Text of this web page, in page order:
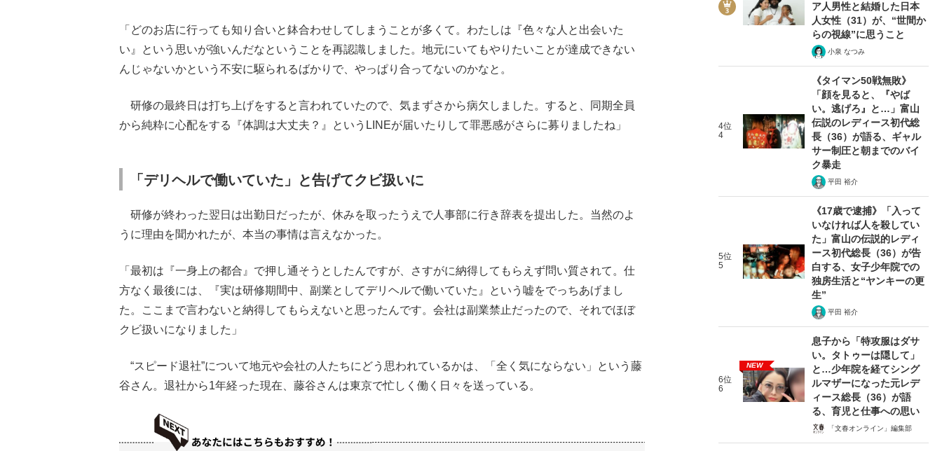
「どのお店に行っても知り合いと鉢合わせしてしまうことが多くて。わたしは『色々な人と出会いた
い』という思いが強いんだなということを再認識しました。地元にいてもやりたいことが達成できない
んじゃないかという不安に駆られるばかりで、やっぱり合ってないのかなと。
研修の最終日は打ち上げをすると言われていたので、気まずさから病欠しました。すると、同期全員
から純粋に心配をする『体調は大丈夫？』というLINEが届いたりして罪悪感がさらに募りましたね」
「デリヘルで働いていた」と告げてクビ扱いに
研修が終わった翌日は出勤日だったが、休みを取ったうえで人事部に行き辞表を提出した。当然のよ
うに理由を聞かれたが、本当の事情は言えなかった。
「最初は『一身上の都合』で押し通そうとしたんですが、さすがに納得してもらえず問い質されて。仕
方なく最後には、『実は研修期間中、副業としてデリヘルで働いていた』という嘘をでっちあげまし
た。ここまで言わないと納得してもらえないと思ったんです。会社は副業禁止だったので、それでほぼ
クビ扱いになりました」
“スピード退社”について地元や会社の人たちにどう思われているかは、「全く気にならない」という藤
谷さん。退社から1年経った現在、藤谷さんは東京で忙しく働く日々を送っている。
ア人男性と結婚した日本
人女性（31）が、“世間か
らの視線”に思うこと
小泉 なつみ
4位
4
《タイマン50戦無敗》
「顔を見ると、『やば
い。逃げろ』と…」富山
伝説のレディース初代総
長（36）が語る、ギャル
サー制圧と朝までのバイ
ク暴走
平田 裕介
5位
5
《17歳で逮捕》「入って
いなければ人を殺してい
た」富山の伝説的レディ
ース初代総長（36）が告
白する、女子少年院での
独房生活と“ヤンキーの更
生”
平田 裕介
6位
6
NEW
息子から「特攻服はダサ
い。タトゥーは隠して」
と…少年院を経てシング
ルマザーになった元レデ
ィース総長（36）が語
る、育児と仕事への思い
「文春オンライン」編集部